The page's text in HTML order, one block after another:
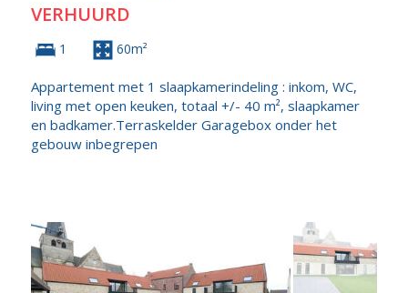
VERHUURD
1 60m²
Appartement met 1 slaapkamerindeling : inkom, WC,
living met open keuken, totaal +/- 40 m², slaapkamer
en badkamer.Terraskelder Garagebox onder het
gebouw inbegrepen